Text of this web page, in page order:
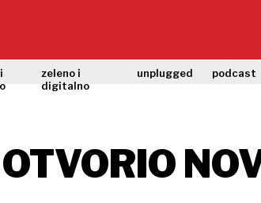
zeleno i
digitalno
unplugged podcast